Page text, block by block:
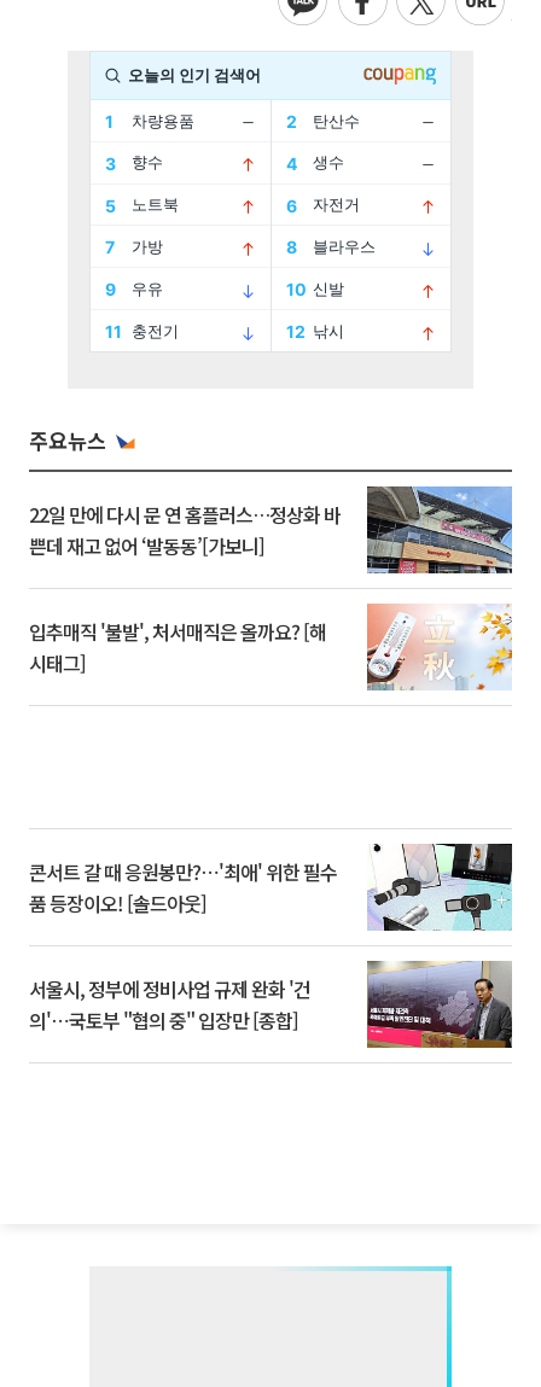
주요뉴스
22일 만에 다시 문 연 홈플러스…정상화 바
쁜데 재고 없어 ‘발동동’[가보니]
입추매직 '불발', 처서매직은 올까요? [해
시태그]
콘서트 갈 때 응원봉만?⋯'최애' 위한 필수
품 등장이오! [솔드아웃]
서울시, 정부에 정비사업 규제 완화 '건
의'⋯국토부 "협의 중" 입장만 [종합]